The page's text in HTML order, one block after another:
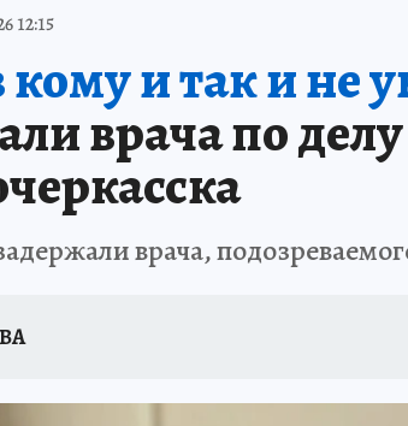
РОССИЯ
12:15
и так и не
врача по
врача,